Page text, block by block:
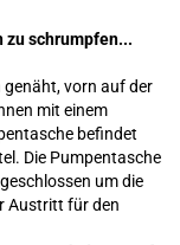
zu schrumpfen...
vorn auf der
mit einem
befindet
Die Pumpentasche
um die
Austritt für den